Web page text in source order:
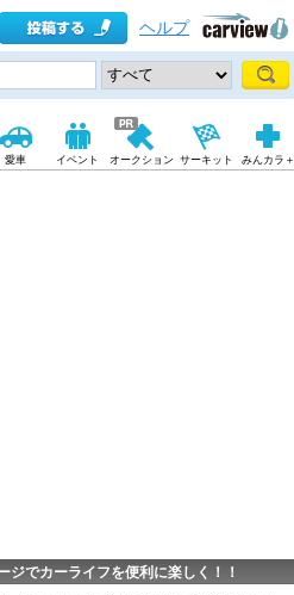
ヘルプ
愛車 イベント オークション サーキット みんカラ＋
ジでカーライフを便利に楽しく！！